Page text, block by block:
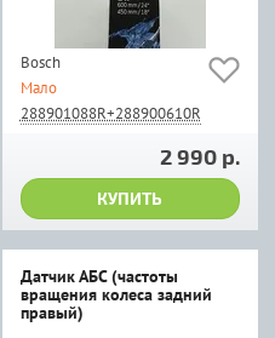
Bosch
Мало
288901088R+288900610R
2 990 р.
КУПИТЬ
Датчик АБС (частоты
вращения колеса задний
правый)